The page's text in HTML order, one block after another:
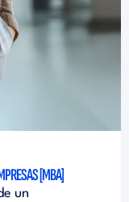
[MBA]
un